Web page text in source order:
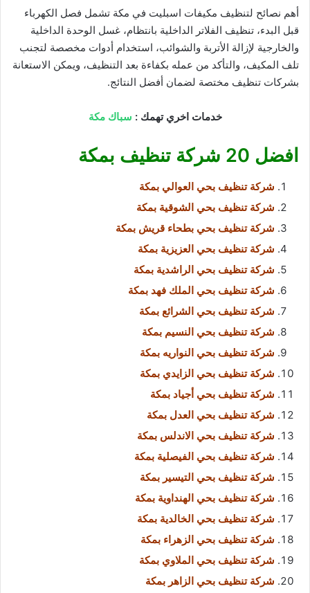
أهم نصائح لتنظيف مكيفات اسبليت في مكة تشمل فصل الكهرباء
قبل البدء، تنظيف الفلاتر الداخلية بانتظام، غسل الوحدة الداخلية
والخارجية لإزالة الأتربة والشوائب، استخدام أدوات مخصصة لتجنب
تلف المكيف، والتأكد من عمله بكفاءة بعد التنظيف، ويمكن الاستعانة
بشركات تنظيف مختصة لضمان أفضل النتائج.
خدمات اخري تهمك : سباك مكة
افضل 20 شركة تنظيف بمكة
شركة تنظيف بحي العوالي بمكة
شركة تنظيف بحي الشوقية بمكة
شركة تنظيف بحي بطحاء قريش بمكة
شركة تنظيف بحي العزيزية بمكة
شركة تنظيف بحي الراشدية بمكة
شركة تنظيف بحي الملك فهد بمكة
شركة تنظيف بحي الشرائع بمكة
شركة تنظيف بحي النسيم بمكة
شركة تنظيف بحي النواريه بمكة
شركة تنظيف بحي الزايدي بمكة
شركة تنظيف بحي أجياد بمكة
شركة تنظيف بحي العدل بمكة
شركة تنظيف بحي الاندلس بمكة
شركة تنظيف بحي الفيصلية بمكة
شركة تنظيف بحي التيسير بمكة
شركة تنظيف بحي الهنداوية بمكة
شركة تنظيف بحي الخالدية بمكة
شركة تنظيف بحي الزهراء بمكة
شركة تنظيف بحي الملاوي بمكة
شركة تنظيف بحي الزاهر بمكة